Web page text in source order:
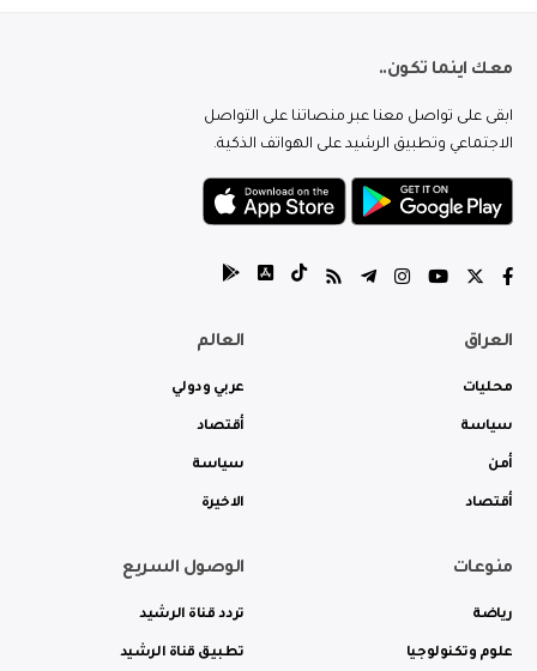
معك اينما تكون..
ابقى على تواصل معنا عبر منصاتنا على التواصل
الاجتماعي وتطبيق الرشيد على الهواتف الذكية.
العراق
محليات
سياسة
أمن
أقتصاد
العالم
عربي ودولي
أقتصاد
سياسة
الاخيرة
منوعات
رياضة
علوم وتكنولوجيا
الوصول السريع
تردد قناة الرشيد
تطبيق قناة الرشيد